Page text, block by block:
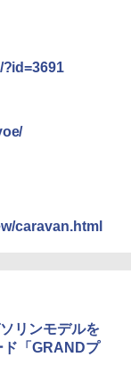
caravan.html
リンモデルを
ド「GRANDプ